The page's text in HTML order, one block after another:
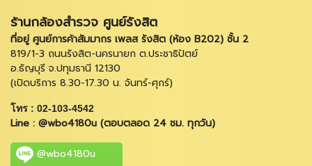
ร้านกล้องสำรวจ ศูนย์รังสิต
ที่อยู่ ศูนย์การค้าสัมมากร เพลส รังสิต (ห้อง B202) ชั้น 2
819/1-3 ถนนรังสิต-นครนายก ต.ประชาธิปัตย์
อ.ธัญบุรี จ.ปทุมธานี 12130
(เปิดบริการ 8.30-17.30 น. จันทร์-ศุกร์)
โทร : 02-103-4542
Line : @wbo4180u (ตอบตลอด 24 ชม. ทุกวัน)
@wbo4180u